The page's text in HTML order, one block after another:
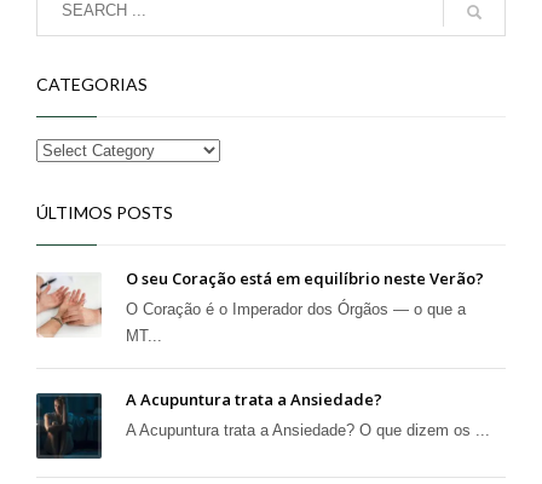
CATEGORIAS
ÚLTIMOS POSTS
O seu Coração está em equilíbrio neste Verão?
O Coração é o Imperador dos Órgãos — o que a
MT...
A Acupuntura trata a Ansiedade?
A Acupuntura trata a Ansiedade? O que dizem os ...